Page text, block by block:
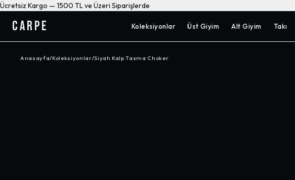
Ücretsiz Kargo — 1500 TL ve Üzeri Siparişlerde
CARPE Koleksiyonlar Üst Giyim Alt Giyim Takı
Anasayfa/Koleksiyonlar/Siyah Kalp Tasma Choker